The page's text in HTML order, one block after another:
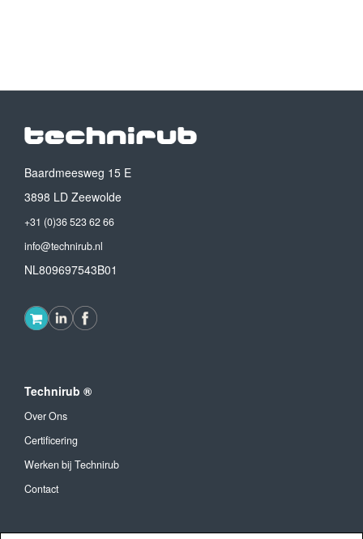
Baardmeesweg 15 E
3898 LD Zeewolde
+31 (0)36 523 62 66
info@technirub.nl
NL809697543B01
Technirub ®
Over Ons
Certificering
Werken bij Technirub
Contact